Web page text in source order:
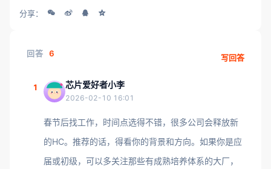
分享：
回答 6 写回答
1 芯片爱好者小李
2026-02-10 16:01
春节后找工作，时间点选得不错，很多公司会释放新
的HC。推荐的话，得看你的背景和方向。如果你是应
届或初级，可以多关注那些有成熟培养体系的大厂，